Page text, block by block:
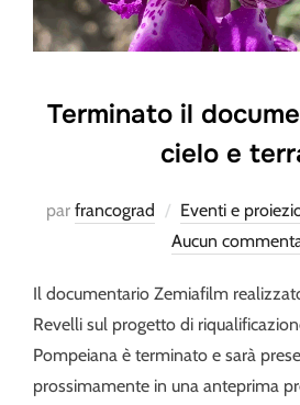
Terminato il
cielo e
par francograd Eventi e
Aucun
Il documentario Zemiafilm
Revelli sul progetto di
Pompeiana è terminato e sarà
prossimamente in una anteprima